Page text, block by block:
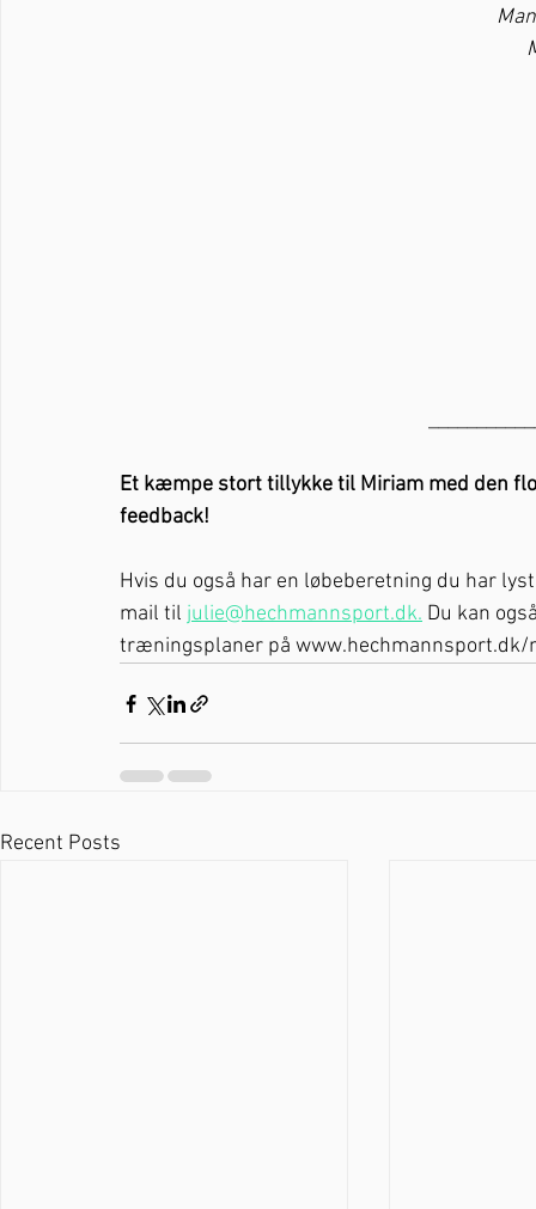
Et kæmpe stort tillykke til Miriam med den
feedback!
Hvis du også har en løbeberetning du har
mail til julie@hechmannsport.dk. Du kan
træningsplaner på www.hechmannsport.dk/
Recent Posts